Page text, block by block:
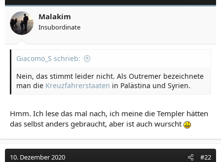
l
e
r
l
t
a
Malakim
Insubordinate
Giacomo_S schrieb:
Nein, das stimmt leider nicht. Als Outremer bezeichnete
man die Kreuzfahrerstaaten in Palästina und Syrien.
Hmm. Ich lese das mal nach, ich meine die Templer hätten
das selbst anders gebraucht, aber ist auch wurscht
10. Dezember 2020 #22